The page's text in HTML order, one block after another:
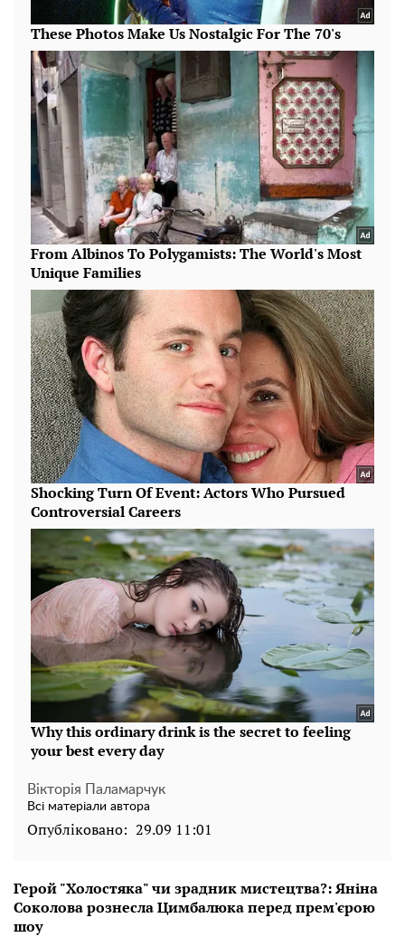
Вікторія Паламарчук
Всі матеріали автора
Опубліковано: 29.09 11:01
Герой "Холостяка" чи зрадник мистецтва?: Яніна
Соколова рознесла Цимбалюка перед прем'єрою
шоу